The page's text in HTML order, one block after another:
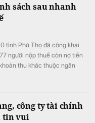
sách sau nhanh
tỉnh Phú Thọ đã công khai
người nộp thuế còn nợ tiền
thu khác thuộc ngân
công ty tài chính
tin vui